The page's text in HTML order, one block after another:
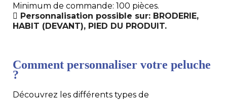
Minimum de commande: 100 pièces.
Personnalisation possible sur: BRODERIE,
HABIT (DEVANT), PIED DU PRODUIT.
Comment personnaliser votre peluche
?
Découvrez les différents types de